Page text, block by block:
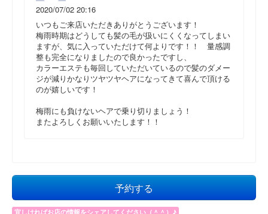
2020/07/02 20:16
いつもご来店いただきありがとうございます！
梅雨時期はどうしても髪の毛が扱いにくくなってしまい
ますが、気に入っていただけて何よりです！！ 量感調
整も完全になりましたので良かったですし、
カラーエステも毎回していただいているので髪のダメー
ジが減りかなりツヤツヤヘアになってきて喜んで頂ける
のが嬉しいです！
梅雨にも負けないヘアで乗り切りましょう！
またよろしくお願いいたします！！
予約する
宜しければお店の情報をシェアしてください（＾＾）♪